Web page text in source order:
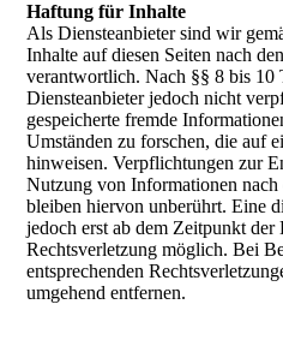
Haftung für Inhalte
Als Diensteanbieter sind wir
Inhalte auf diesen Seiten nach
verantwortlich. Nach §§ 8 bis
Diensteanbieter jedoch nicht
gespeicherte fremde
Umständen zu forschen, die auf
hinweisen. Verpflichtungen zur
Nutzung von Informationen nach
bleiben hiervon unberührt. Eine
jedoch erst ab dem Zeitpunkt
Rechtsverletzung möglich. Bei
entsprechenden
umgehend entfernen.